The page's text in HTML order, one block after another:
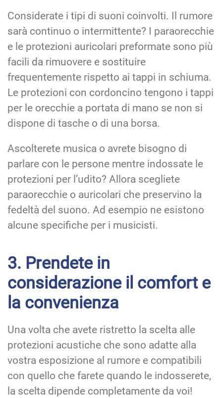
Considerate i tipi di suoni coinvolti. Il rumore
sarà continuo o intermittente? I paraorecchie
e le protezioni auricolari preformate sono più
facili da rimuovere e sostituire
frequentemente rispetto ai tappi in schiuma.
Le protezioni con cordoncino tengono i tappi
per le orecchie a portata di mano se non si
dispone di tasche o di una borsa.
Ascolterete musica o avrete bisogno di
parlare con le persone mentre indossate le
protezioni per l’udito? Allora scegliete
paraorecchie o auricolari che preservino la
fedeltà del suono. Ad esempio ne esistono
alcune specifiche per i musicisti.
3. Prendete in
considerazione il comfort e
la convenienza
Una volta che avete ristretto la scelta alle
protezioni acustiche che sono adatte alla
vostra esposizione al rumore e compatibili
con quello che farete quando le indosserete,
la scelta dipende completamente da voi!